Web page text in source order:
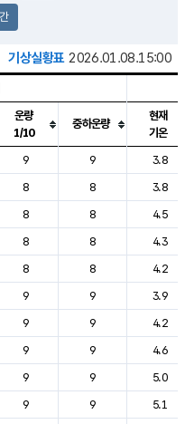
기상실황표 2026.01.08.15:00
수, 바람, 기압등을 안내한 표입
운량
1/10
중하운량
현재
기온
9 9
3.8
8 8
3.8
8 8
4.5
8 8
4.3
8 8
4.2
9 9
3.9
9 9
4.2
9 9
4.6
9 9
5.0
9 9
5.1